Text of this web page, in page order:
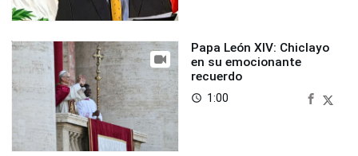
Papa León XIV: Chiclayo
en su emocionante
recuerdo
access_time 1:00